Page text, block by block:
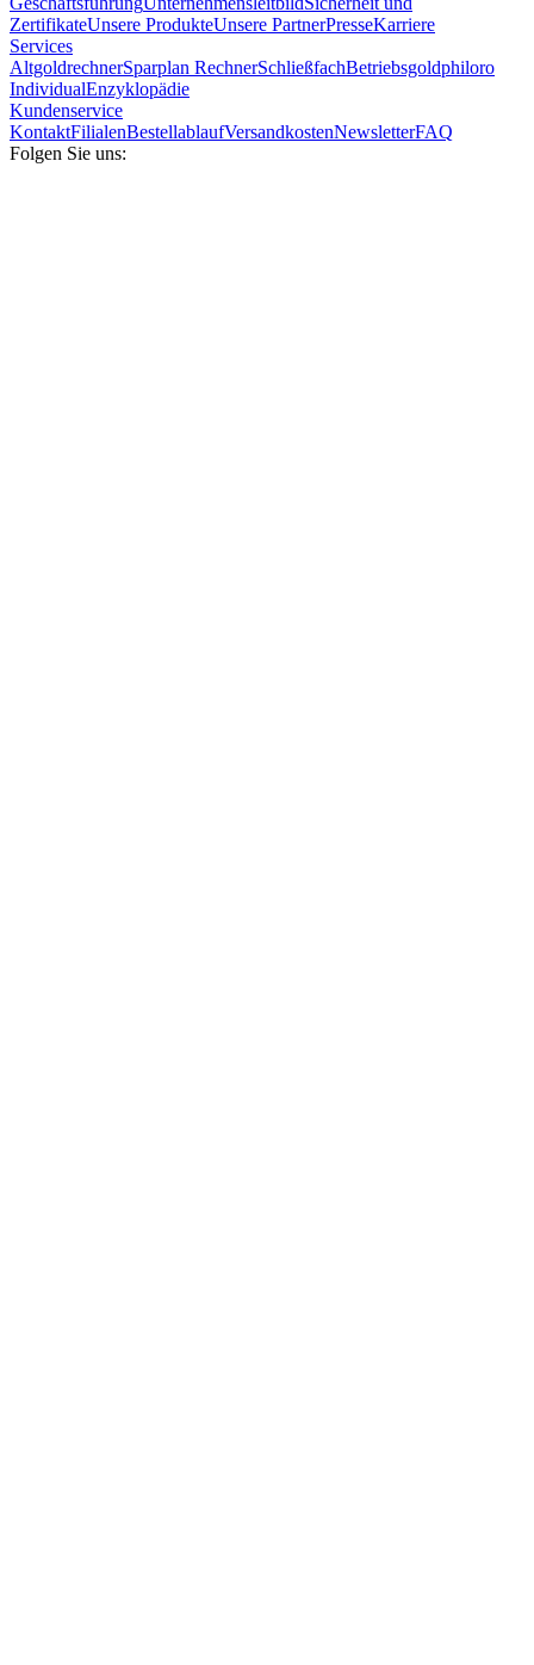
ZertifikateUnsere ProdukteUnsere PartnerPresseKarriere
Services
AltgoldrechnerSparplan RechnerSchließfachBetriebsgoldphiloro
IndividualEnzyklopädie
Kundenservice
KontaktFilialenBestellablaufVersandkostenNewsletterFAQ
Folgen Sie uns: